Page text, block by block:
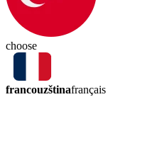
choose
francouzštinafrançais